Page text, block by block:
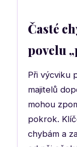
Časté
povelu
Při výcviku
majitelů
mohou
pokrok.
chybám a